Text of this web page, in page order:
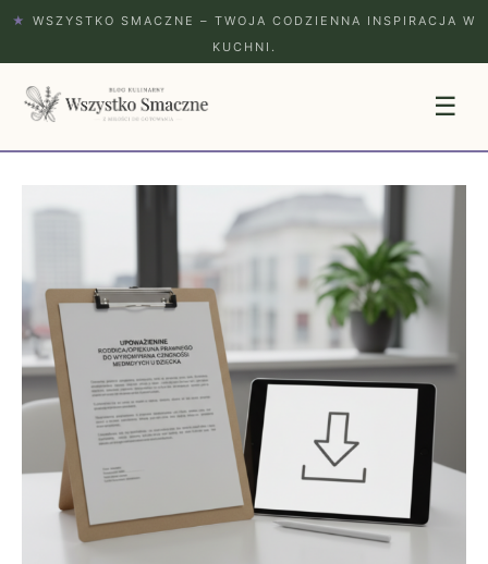
★
WSZYSTKO SMACZNE – TWOJA CODZIENNA INSPIRACJA W
KUCHNI.
☰